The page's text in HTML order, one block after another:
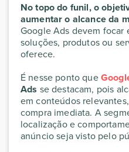
No topo do funil, o
aumentar o alcance da
Google Ads devem focar
soluções, produtos ou
oferece.
É nesse ponto que
Ads se destacam, pois
em conteúdos
compra imediata. A
localização e
anúncio seja visto pelo